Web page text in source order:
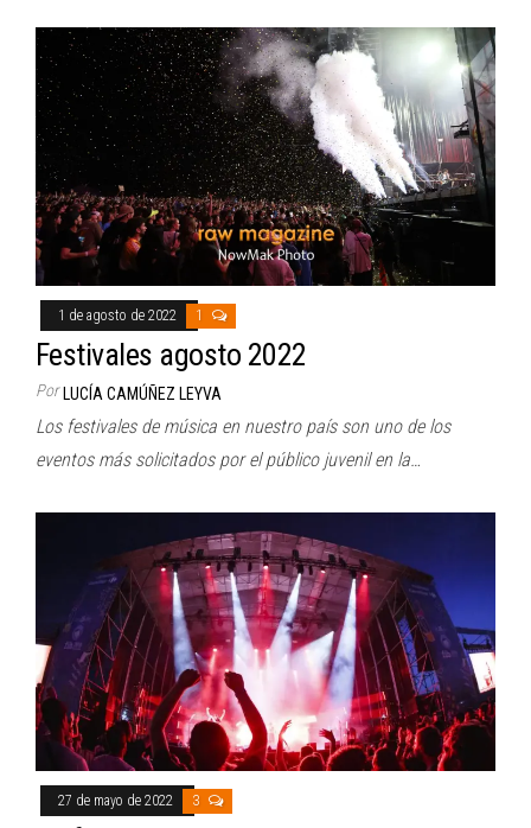
1 de agosto de 2022 1
Festivales agosto 2022
Por LUCÍA CAMÚÑEZ LEYVA
Los festivales de música en nuestro país son uno de los
eventos más solicitados por el público juvenil en la…
27 de mayo de 2022 3